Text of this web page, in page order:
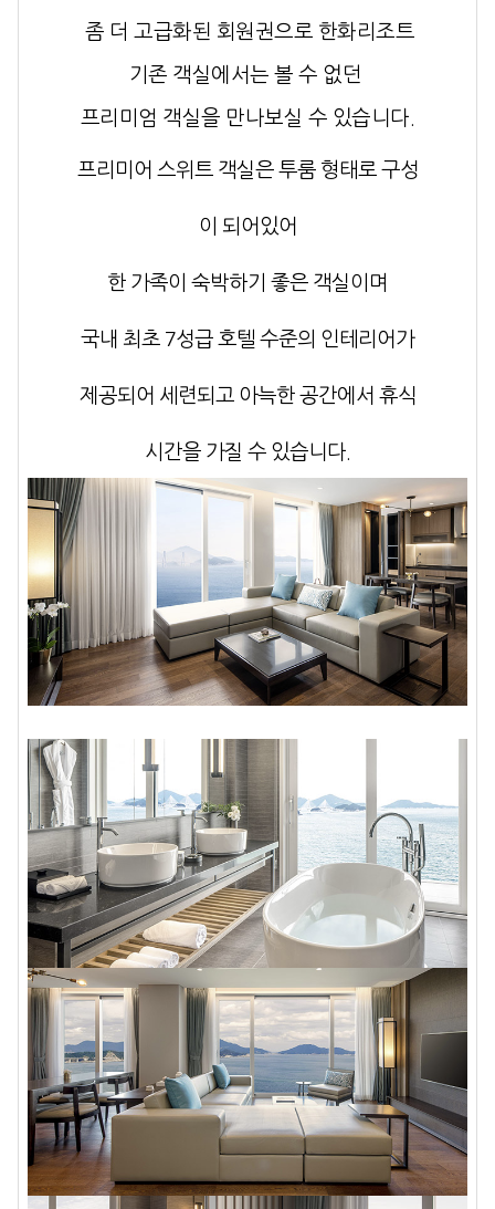
좀 더 고급화된 회원권으로 한화리조트
기존 객실에서는 볼 수 없던
프리미엄 객실을 만나보실 수 있습니다.
프리미어 스위트 객실은 투룸 형태로 구성
이 되어있어
한 가족이 숙박하기 좋은 객실이며
국내 최초 7성급 호텔 수준의 인테리어가
제공되어 세련되고 아늑한 공간에서 휴식
시간을 가질 수 있습니다.